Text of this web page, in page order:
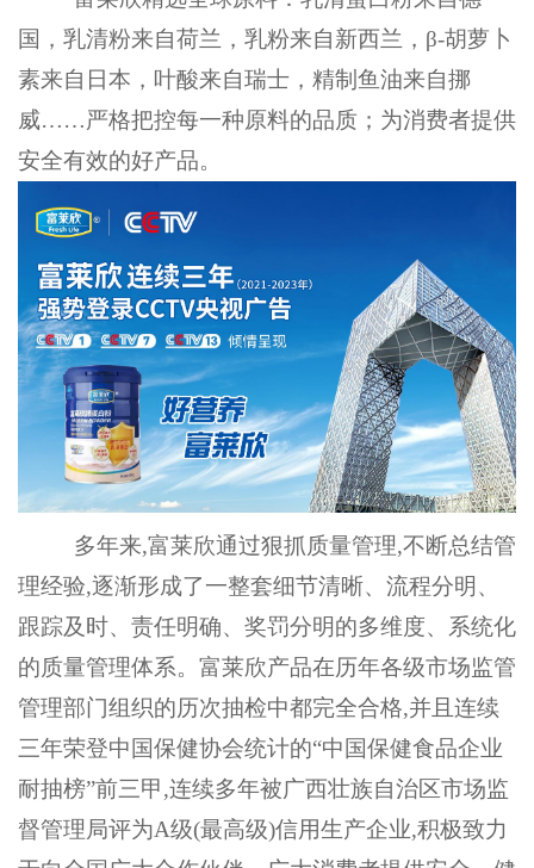
国，乳清粉来自荷兰，乳粉来自新西兰， β-胡萝卜
素来自日本，叶酸来自瑞士，精制鱼油来自挪
威……严格把控每一种原料的品质；为消费者提供
安全有效的好产品。
多年来,富莱欣通过狠抓质量管理,不断总结管
理经验,逐渐形成了一整套细节清晰、流程分明、
跟踪及时、责任明确、奖罚分明的多维度、系统化
的质量管理体系。富莱欣产品在历年各级市场监管
管理部门组织的历次抽检中都完全合格,并且连续
三年荣登中国保健协会统计的“中国保健食品企业
耐抽榜”前三甲,连续多年被广西壮族自治区市场监
督管理局评为A级(最高级)信用生产企业,积极致力